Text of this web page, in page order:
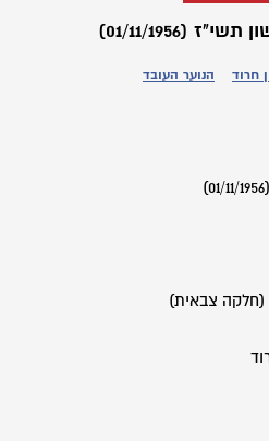
(01/11/1956)
חרוד הנוער העובד
(חלקה צבאית)